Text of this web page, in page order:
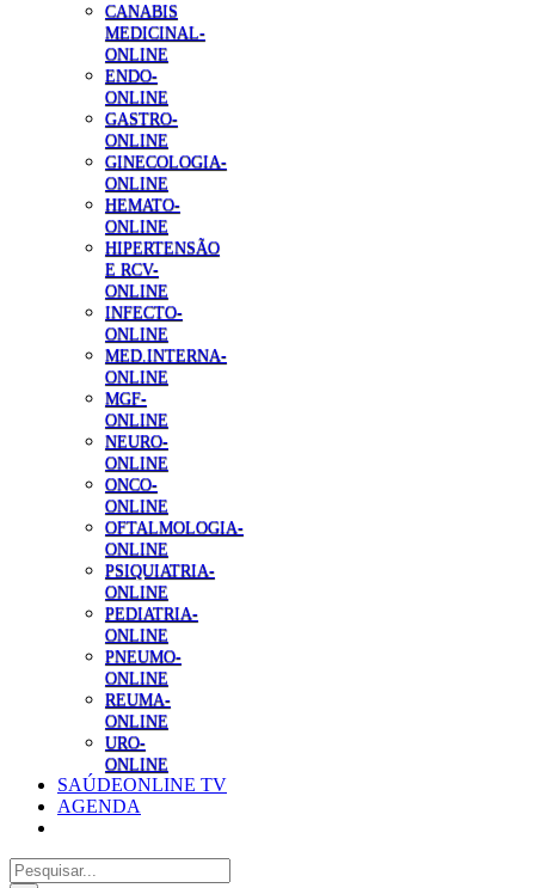
CANABIS
MEDICINAL-
ONLINE
ENDO-
ONLINE
GASTRO-
ONLINE
GINECOLOGIA-
ONLINE
HEMATO-
ONLINE
HIPERTENSÃO
E RCV-
ONLINE
INFECTO-
ONLINE
MED.INTERNA-
ONLINE
MGF-
ONLINE
NEURO-
ONLINE
ONCO-
ONLINE
OFTALMOLOGIA-
ONLINE
PSIQUIATRIA-
ONLINE
PEDIATRIA-
ONLINE
PNEUMO-
ONLINE
REUMA-
ONLINE
URO-
ONLINE
SAÚDEONLINE TV
AGENDA
Pesquisar